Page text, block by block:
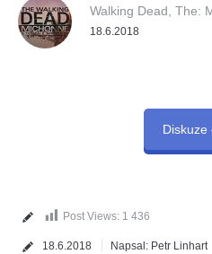
Walking Dead, The:
18.6.2018
Diskuze
Post Views: 1 436
18.6.2018 Napsal: Petr Linhart